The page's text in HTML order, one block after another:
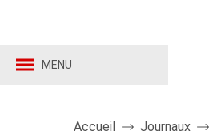
MENU
Accueil Journaux